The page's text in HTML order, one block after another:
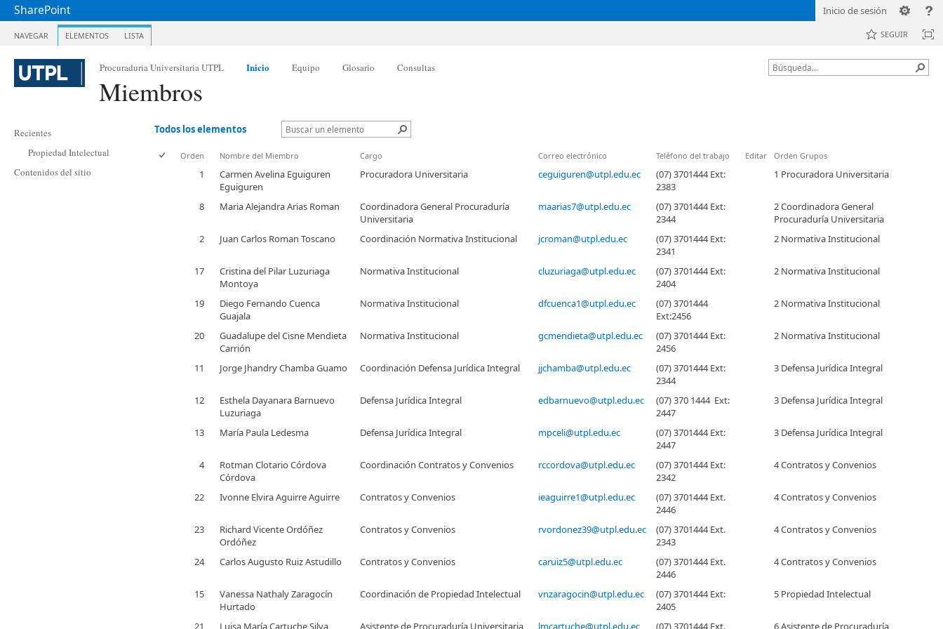
SharePoint Inicio de sesión
NAVEGAR ELEMENTOS LISTA SEGUIR
Procuraduria Universitaria UTPL Inicio Equipo Glosario Consultas
Miembros
Recientes
Propiedad Intelectual
Contenidos del sitio
Todos los elementos
Orden Nombre del Miembro Cargo Correo electrónico Teléfono del trabajo Editar Orden Grupos
1
Carmen Avelina Eguiguren
Eguiguren
Procuradora Universitaria ceguiguren@utpl.edu.ec
(07) 3701444 Ext:
2383
1 Procuradora Universitaria
8 Maria Alejandra Arias Roman
Coordinadora General Procuraduría
Universitaria
maarias7@utpl.edu.ec
(07) 3701444 Ext:
2344
2 Coordinadora General
Procuraduría Universitaria
2
Juan Carlos Roman Toscano Coordinación Normativa Institucional jcroman@utpl.edu.ec
(07) 3701444 Ext:
2341
2 Normativa Institucional
17
Cristina del Pilar Luzuriaga
Montoya
Normativa Institucional cluzuriaga@utpl.edu.ec
(07) 3701444 Ext:
2404
2 Normativa Institucional
19
Diego Fernando Cuenca
Guajala
Normativa Institucional dfcuenca1@utpl.edu.ec
(07) 3701444
Ext:2456
2 Normativa Institucional
20
Guadalupe del Cisne Mendieta
Carrión
Normativa Institucional gcmendieta@utpl.edu.ec
(07) 3701444 Ext:
2456
2 Normativa Institucional
11 Jorge Jhandry Chamba Guamo Coordinación Defensa Jurídica Integral jjchamba@utpl.edu.ec
(07) 3701444 Ext:
2344
3 Defensa Jurídica Integral
12
Esthela Dayanara Barnuevo
Luzuriaga
Defensa Jurídica Integral edbarnuevo@utpl.edu.ec
(07) 370 1444 Ext:
2447
3 Defensa Jurídica Integral
13 María Paula Ledesma Defensa Jurídica Integral mpceli@utpl.edu.ec
(07) 3701444 Ext:
2447
3 Defensa Jurídica Integral
4
Rotman Clotario Córdova
Córdova
Coordinación Contratos y Convenios rccordova@utpl.edu.ec
(07) 3701444 Ext:
2342
4 Contratos y Convenios
22 Ivonne Elvira Aguirre Aguirre Contratos y Convenios ieaguirre1@utpl.edu.ec
(07) 3701444 Ext.
2446
4 Contratos y Convenios
23
Richard Vicente Ordóñez
Ordóñez
Contratos y Convenios rvordonez39@utpl.edu.ec
(07) 3701444 Ext.
2343
4 Contratos y Convenios
24 Carlos Augusto Ruiz Astudillo Contratos y Convenios caruiz5@utpl.edu.ec
(07) 3701444 Ext.
2446
4 Contratos y Convenios
15
Vanessa Nathaly Zaragocín
Hurtado
Coordinación de Propiedad Intelectual vnzaragocin@utpl.edu.ec
(07) 3701444 Ext:
2405
5 Propiedad Intelectual
21 Luisa María Cartuche Silva Asistente de Procuraduría Universitaria lmcartuche@utpl.edu.ec (07) 3701444 Ext. 6 Asistente de Procuraduría